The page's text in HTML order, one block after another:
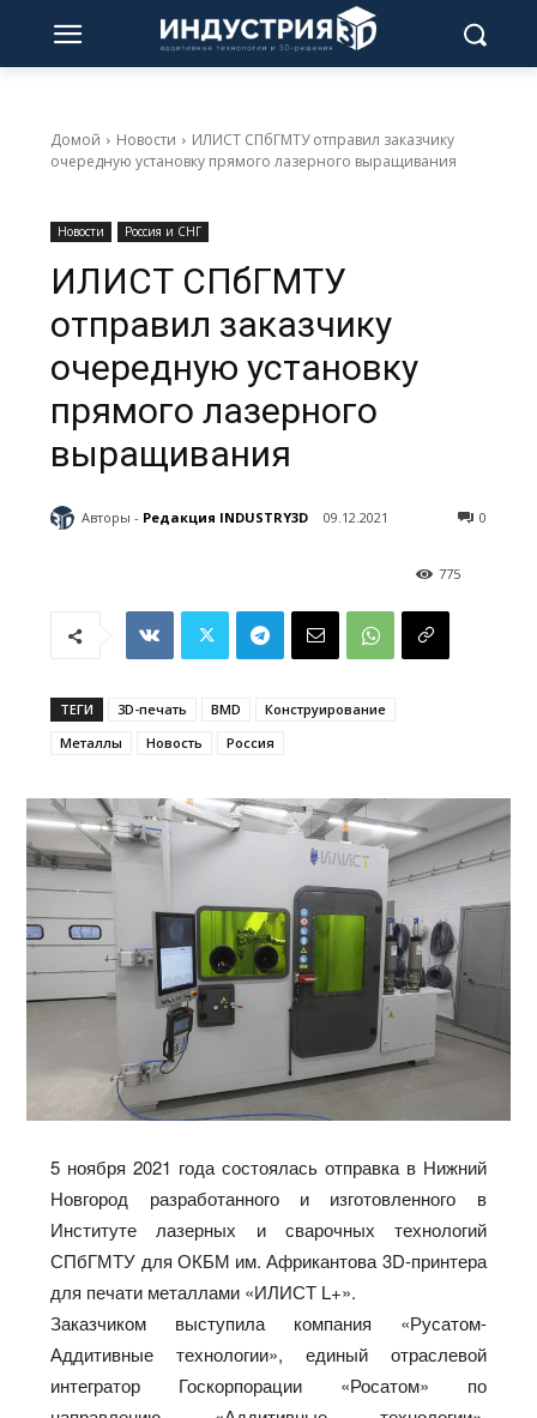
Домой Новости
ИЛИСТ СПбГМТУ отправил заказчику
очередную установку прямого лазерного выращивания
Новости Россия и СНГ
ИЛИСТ СПбГМТУ
отправил заказчику
очередную установку
прямого лазерного
выращивания
Авторы - Редакция INDUSTRY3D 09.12.2021 0
775
ТЕГИ 3D-печать BMD
Конструирование
Металлы
Новость Россия
5 ноября 2021 года состоялась отправка в Нижний
Новгород разработанного и изготовленного в
Институте лазерных и сварочных технологий
СПбГМТУ для ОКБМ им. Африкантова 3D-принтера
для печати металлами «ИЛИСТ L+».
Заказчиком выступила компания «Русатом-
Аддитивные технологии», единый отраслевой
интегратор Госкорпорации «Росатом» по